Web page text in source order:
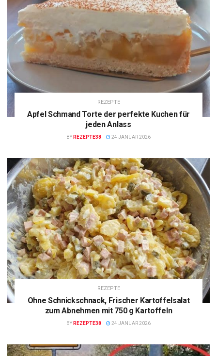
REZEPTE
Apfel Schmand Torte der perfekte Kuchen für
jeden Anlass
BY REZEPTE38 24 JANUAR 2026
REZEPTE
Ohne Schnickschnack, Frischer Kartoffelsalat
zum Abnehmen mit 750 g Kartoffeln
BY REZEPTE38 24 JANUAR 2026